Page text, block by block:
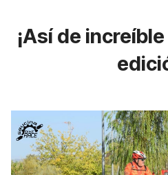
¡Así de